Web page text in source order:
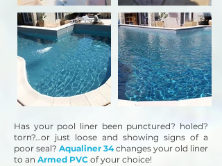
Has your pool liner been punctured? holed?
torn?…or just loose and showing signs of a
poor seal? Aqualiner 34changes your old liner
to an Armed PVC of your choice!